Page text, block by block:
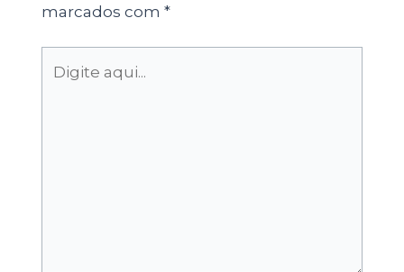
marcados com *
aqui...